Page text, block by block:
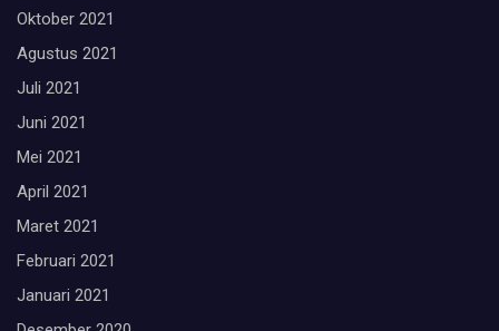
Oktober 2021
Agustus 2021
Juli 2021
Juni 2021
Mei 2021
April 2021
Maret 2021
Februari 2021
Januari 2021